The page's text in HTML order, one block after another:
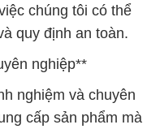
chúng tôi có thể
quy định an toàn.
nghiệp**
nghiệm và chuyên
cấp sản phẩm mà